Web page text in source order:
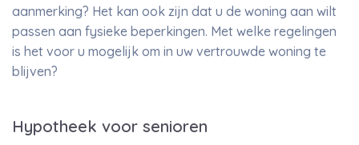
aanmerking? Het kan ook zijn dat u de woning aan wilt
passen aan fysieke beperkingen. Met welke regelingen
is het voor u mogelijk om in uw vertrouwde woning te
blijven?
Hypotheek voor senioren